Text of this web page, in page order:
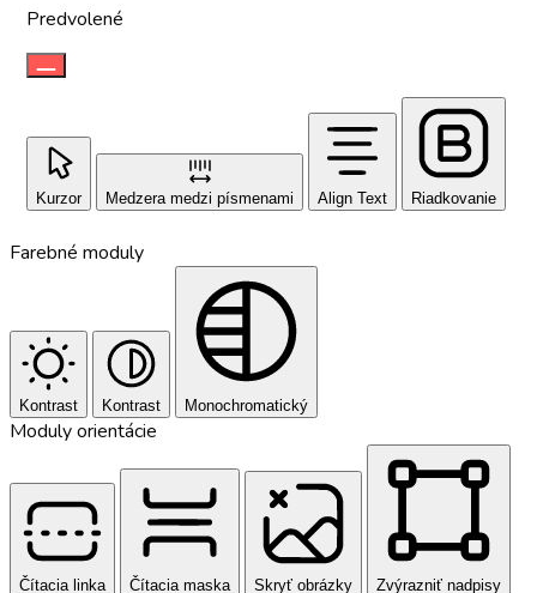
Predvolené
Kurzor Medzera medzi písmenami Align Text Riadkovanie
Farebné moduly
Kontrast Kontrast Monochromatický
Moduly orientácie
Čítacia linka Čítacia maska Skryť obrázky Zvýrazniť nadpisy